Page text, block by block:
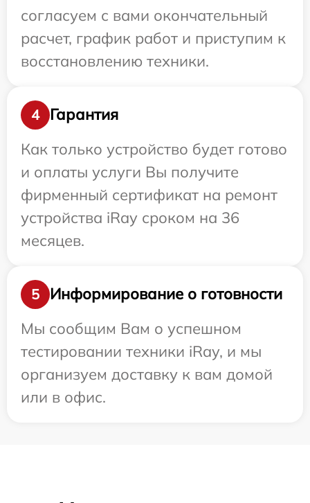
согласуем с вами окончательный
расчет, график работ и приступим к
восстановлению техники.
4
Гарантия
Как только устройство будет готово
и оплаты услуги Вы получите
фирменный сертификат на ремонт
устройства iRay сроком на 36
месяцев.
5
Информирование о готовности
Мы сообщим Вам о успешном
тестировании техники iRay, и мы
организуем доставку к вам домой
или в офис.